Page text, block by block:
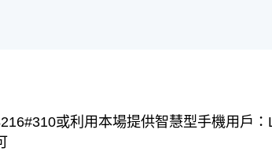
或利用本場提供智慧型手機用戶